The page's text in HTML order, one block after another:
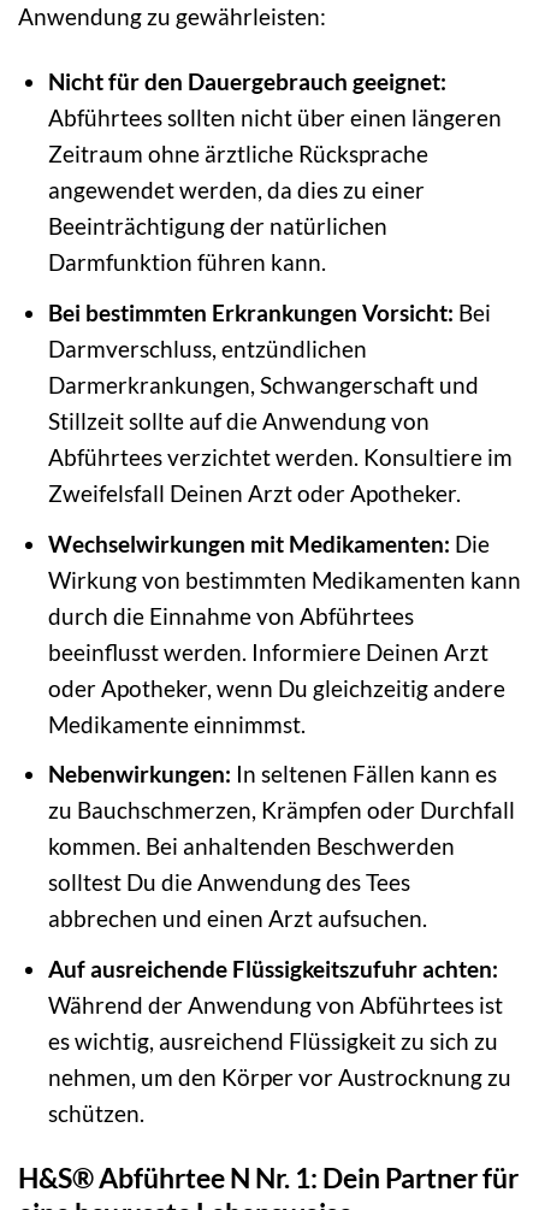
Anwendung zu gewährleisten:
Nicht für den Dauergebrauch geeignet:
Abführtees sollten nicht über einen längeren
Zeitraum ohne ärztliche Rücksprache
angewendet werden, da dies zu einer
Beeinträchtigung der natürlichen
Darmfunktion führen kann.
Bei bestimmten Erkrankungen Vorsicht: Bei
Darmverschluss, entzündlichen
Darmerkrankungen, Schwangerschaft und
Stillzeit sollte auf die Anwendung von
Abführtees verzichtet werden. Konsultiere im
Zweifelsfall Deinen Arzt oder Apotheker.
Wechselwirkungen mit Medikamenten: Die
Wirkung von bestimmten Medikamenten kann
durch die Einnahme von Abführtees
beeinflusst werden. Informiere Deinen Arzt
oder Apotheker, wenn Du gleichzeitig andere
Medikamente einnimmst.
Nebenwirkungen: In seltenen Fällen kann es
zu Bauchschmerzen, Krämpfen oder Durchfall
kommen. Bei anhaltenden Beschwerden
solltest Du die Anwendung des Tees
abbrechen und einen Arzt aufsuchen.
Auf ausreichende Flüssigkeitszufuhr achten:
Während der Anwendung von Abführtees ist
es wichtig, ausreichend Flüssigkeit zu sich zu
nehmen, um den Körper vor Austrocknung zu
schützen.
H&S® Abführtee N Nr. 1: Dein Partner für